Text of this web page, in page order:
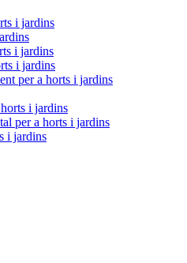
i jardins
i jardins
i jardins
per a horts i jardins
i jardins
per a horts i jardins
i jardins